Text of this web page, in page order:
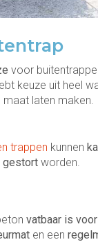
voor
keuze uit heel
laten maken.
trappen kunnen
gestort worden.
vatbaar is
en een